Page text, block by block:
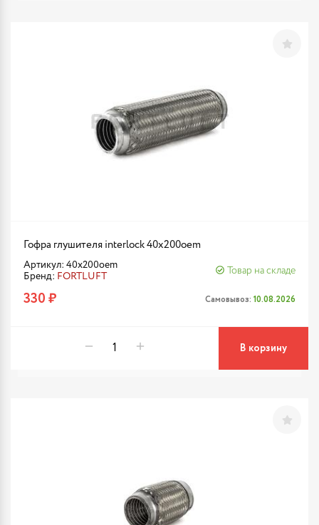
Гофра глушителя interlock 40x200oem
Артикул: 40x200oem
Бренд: FORTLUFT
Товар на складе
330 ₽ Самовывоз: 10.08.2026
В корзину